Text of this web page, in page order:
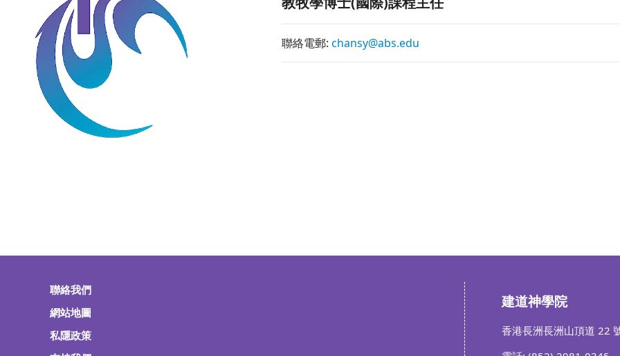
聯絡電郵: chansy@abs.edu
聯絡我們
網站地圖
私隱政策
建道神學院
香港長洲長洲山頂道 22